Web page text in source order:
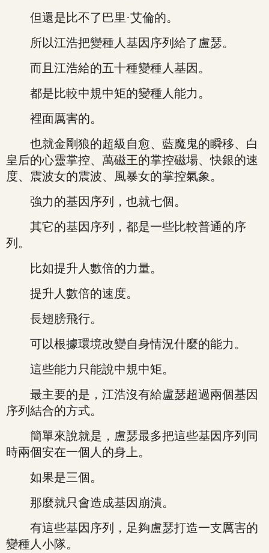
但還是比不了巴里·艾倫的。
所以江浩把變種人基因序列給了盧瑟。
而且江浩給的五十種變種人基因。
都是比較中規中矩的變種人能力。
裡面厲害的。
也就金剛狼的超級自愈、藍魔鬼的瞬移、白
皇后的心靈掌控、萬磁王的掌控磁場、快銀的速
度、震波女的震波、風暴女的掌控氣象。
強力的基因序列，也就七個。
其它的基因序列，都是一些比較普通的序
列。
比如提升人數倍的力量。
提升人數倍的速度。
長翅膀飛行。
可以根據環境改變自身情況什麼的能力。
這些能力只能說中規中矩。
最主要的是，江浩沒有給盧瑟超過兩個基因
序列結合的方式。
簡單來說就是，盧瑟最多把這些基因序列同
時兩個安在一個人的身上。
如果是三個。
那麼就只會造成基因崩潰。
有這些基因序列，足夠盧瑟打造一支厲害的
變種人小隊。